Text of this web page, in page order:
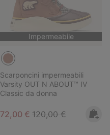
Impermeabile
Scarponcini impermeabili
Varsity OUT N ABOUT™ IV
Classic da donna
Sale price:
72,00 € Regular price:
120,00 €